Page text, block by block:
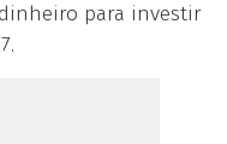
para investir